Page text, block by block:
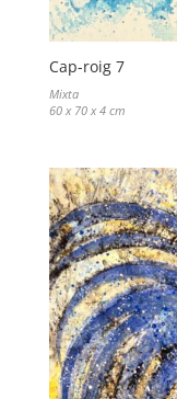
Cap-roig 7
Mixta
60 x 70 x 4 cm